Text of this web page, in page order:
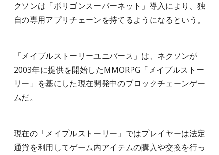
クソンは「ポリゴンスーパーネット」導入により、独
自の専用アプリチェーンを持てるようになるという。
「メイプルストーリーユニバース」は、ネクソンが
2003年に提供を開始したMMORPG「メイプルストー
リー」を基にした現在開発中のブロックチェーンゲー
ムだ。
現在の「メイプルストーリー」ではプレイヤーは法定
通貨を利用してゲーム内アイテムの購入や交換を行っ